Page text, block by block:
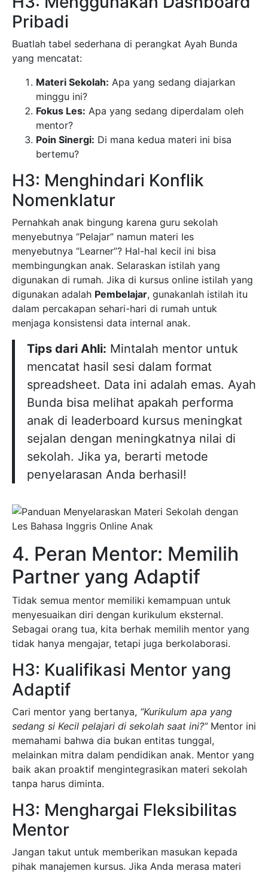
Pribadi
Buatlah tabel sederhana di perangkat Ayah Bunda
yang mencatat:
Materi Sekolah: Apa yang sedang diajarkan
minggu ini?
Fokus Les: Apa yang sedang diperdalam oleh
mentor?
Poin Sinergi: Di mana kedua materi ini bisa
bertemu?
H3: Menghindari Konflik
Nomenklatur
Pernahkah anak bingung karena guru sekolah
menyebutnya “Pelajar” namun materi les
menyebutnya “Learner”? Hal-hal kecil ini bisa
membingungkan anak. Selaraskan istilah yang
digunakan di rumah. Jika di kursus online istilah yang
digunakan adalah Pembelajar, gunakanlah istilah itu
dalam percakapan sehari-hari di rumah untuk
menjaga konsistensi data internal anak.
Tips dari Ahli: Mintalah mentor untuk
mencatat hasil sesi dalam format
spreadsheet. Data ini adalah emas. Ayah
Bunda bisa melihat apakah performa
anak di leaderboard kursus meningkat
sejalan dengan meningkatnya nilai di
sekolah. Jika ya, berarti metode
penyelarasan Anda berhasil!
4. Peran Mentor: Memilih
Partner yang Adaptif
Tidak semua mentor memiliki kemampuan untuk
menyesuaikan diri dengan kurikulum eksternal.
Sebagai orang tua, kita berhak memilih mentor yang
tidak hanya mengajar, tetapi juga berkolaborasi.
H3: Kualifikasi Mentor yang
Adaptif
Cari mentor yang bertanya, “Kurikulum apa yang
sedang si Kecil pelajari di sekolah saat ini?”Mentor ini
memahami bahwa dia bukan entitas tunggal,
melainkan mitra dalam pendidikan anak. Mentor yang
baik akan proaktif mengintegrasikan materi sekolah
tanpa harus diminta.
H3: Menghargai Fleksibilitas
Mentor
Jangan takut untuk memberikan masukan kepada
pihak manajemen kursus. Jika Anda merasa materi